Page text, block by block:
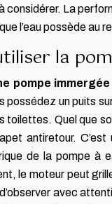
considérer. La
l’eau possède
la
pompe immergée
possédez un puits
toilettes. Quel que
antiretour.
de la pompe
le moteur peut
avec